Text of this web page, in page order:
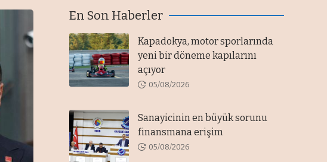
En Son Haberler
Kapadokya, motor sporlarında
yeni bir döneme kapılarını
açıyor
05/08/2026
Sanayicinin en büyük sorunu
finansmana erişim
05/08/2026